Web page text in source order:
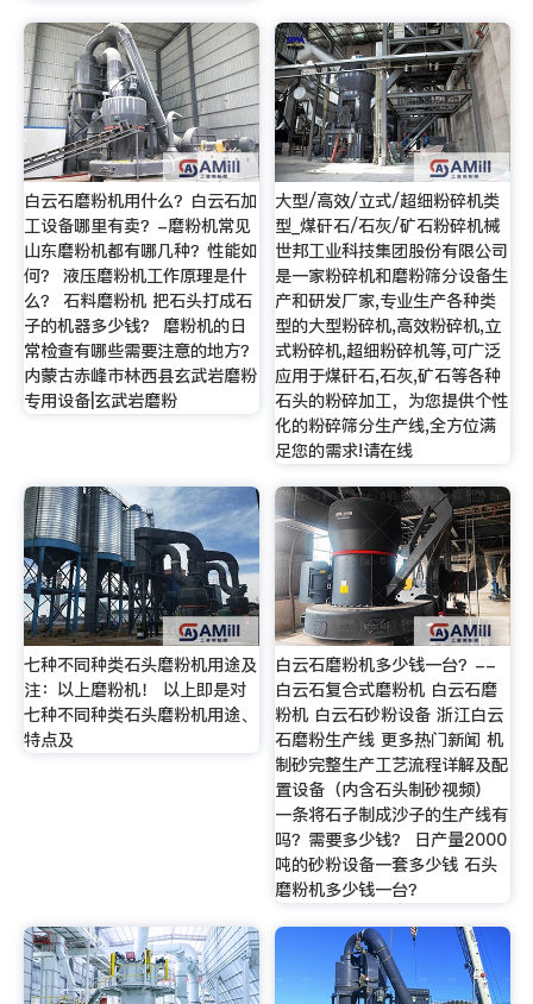
白云石磨粉机用什么？白云石加
工设备哪里有卖？-磨粉机常见
山东磨粉机都有哪几种？性能如
何？ 液压磨粉机工作原理是什
么？ 石料磨粉机 把石头打成石
子的机器多少钱？ 磨粉机的日
常检查有哪些需要注意的地方？
内蒙古赤峰市林西县玄武岩磨粉
专用设备|玄武岩磨粉
大型/高效/立式/超细粉碎机类
型_煤矸石/石灰/矿石粉碎机械
世邦工业科技集团股份有限公司
是一家粉碎机和磨粉筛分设备生
产和研发厂家,专业生产各种类
型的大型粉碎机,高效粉碎机,立
式粉碎机,超细粉碎机等,可广泛
应用于煤矸石,石灰,矿石等各种
石头的粉碎加工，为您提供个性
化的粉碎筛分生产线,全方位满
足您的需求!请在线
七种不同种类石头磨粉机用途及
注：以上磨粉机！ 以上即是对
七种不同种类石头磨粉机用途、
特点及
白云石磨粉机多少钱一台？--
白云石复合式磨粉机 白云石磨
粉机 白云石砂粉设备 浙江白云
石磨粉生产线 更多热门新闻 机
制砂完整生产工艺流程详解及配
置设备（内含石头制砂视频）
一条将石子制成沙子的生产线有
吗？需要多少钱？ 日产量2000
吨的砂粉设备一套多少钱 石头
磨粉机多少钱一台？